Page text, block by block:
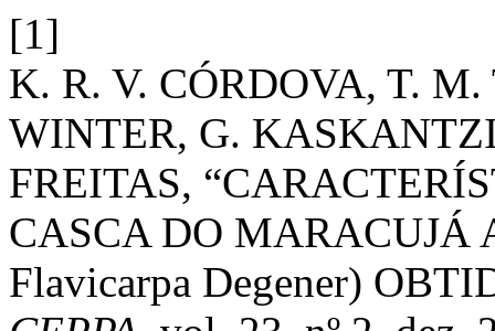
[1]
K. R. V. CÓRDOVA, T.
WINTER, G.
FREITAS,
CASCA DO MARACUJÁ
Flavicarpa Degener)